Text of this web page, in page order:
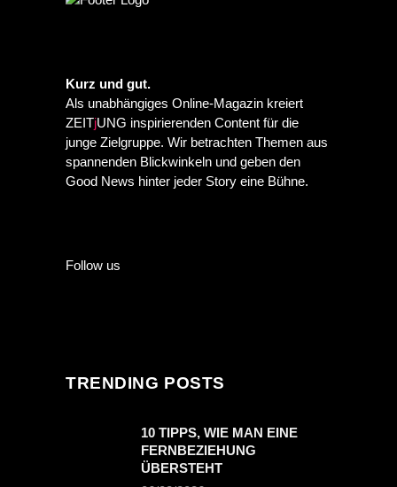
Kurz und gut.
Als unabhängiges Online-Magazin kreiert
ZEITjUNG inspirierenden Content für die
junge Zielgruppe. Wir betrachten Themen aus
spannenden Blickwinkeln und geben den
Good News hinter jeder Story eine Bühne.
Follow us
TRENDING POSTS
10 TIPPS, WIE MAN EINE
FERNBEZIEHUNG
ÜBERSTEHT